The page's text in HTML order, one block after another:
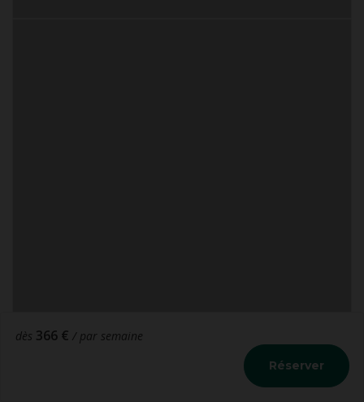
dès 366 € / par semaine
Réserver